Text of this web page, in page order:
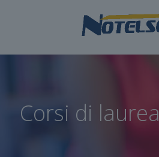
Corsi di laurea